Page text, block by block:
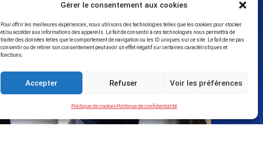
Gérer le consentement aux cookies
Pour offrir les meilleures expériences, nous utilisons des technologies telles que les cookies pour stocker
et/ou accéder aux informations des appareils. Le fait de consentir à ces technologies nous permettra de
traiter des données telles que le comportement de navigation ou les ID uniques sur ce site. Le fait de ne pas
consentir ou de retirer son consentement peut avoir un effet négatif sur certaines caractéristiques et
fonctions.
Accepter Refuser Voir les préférences
Politique de cookies Politique de confidentialité